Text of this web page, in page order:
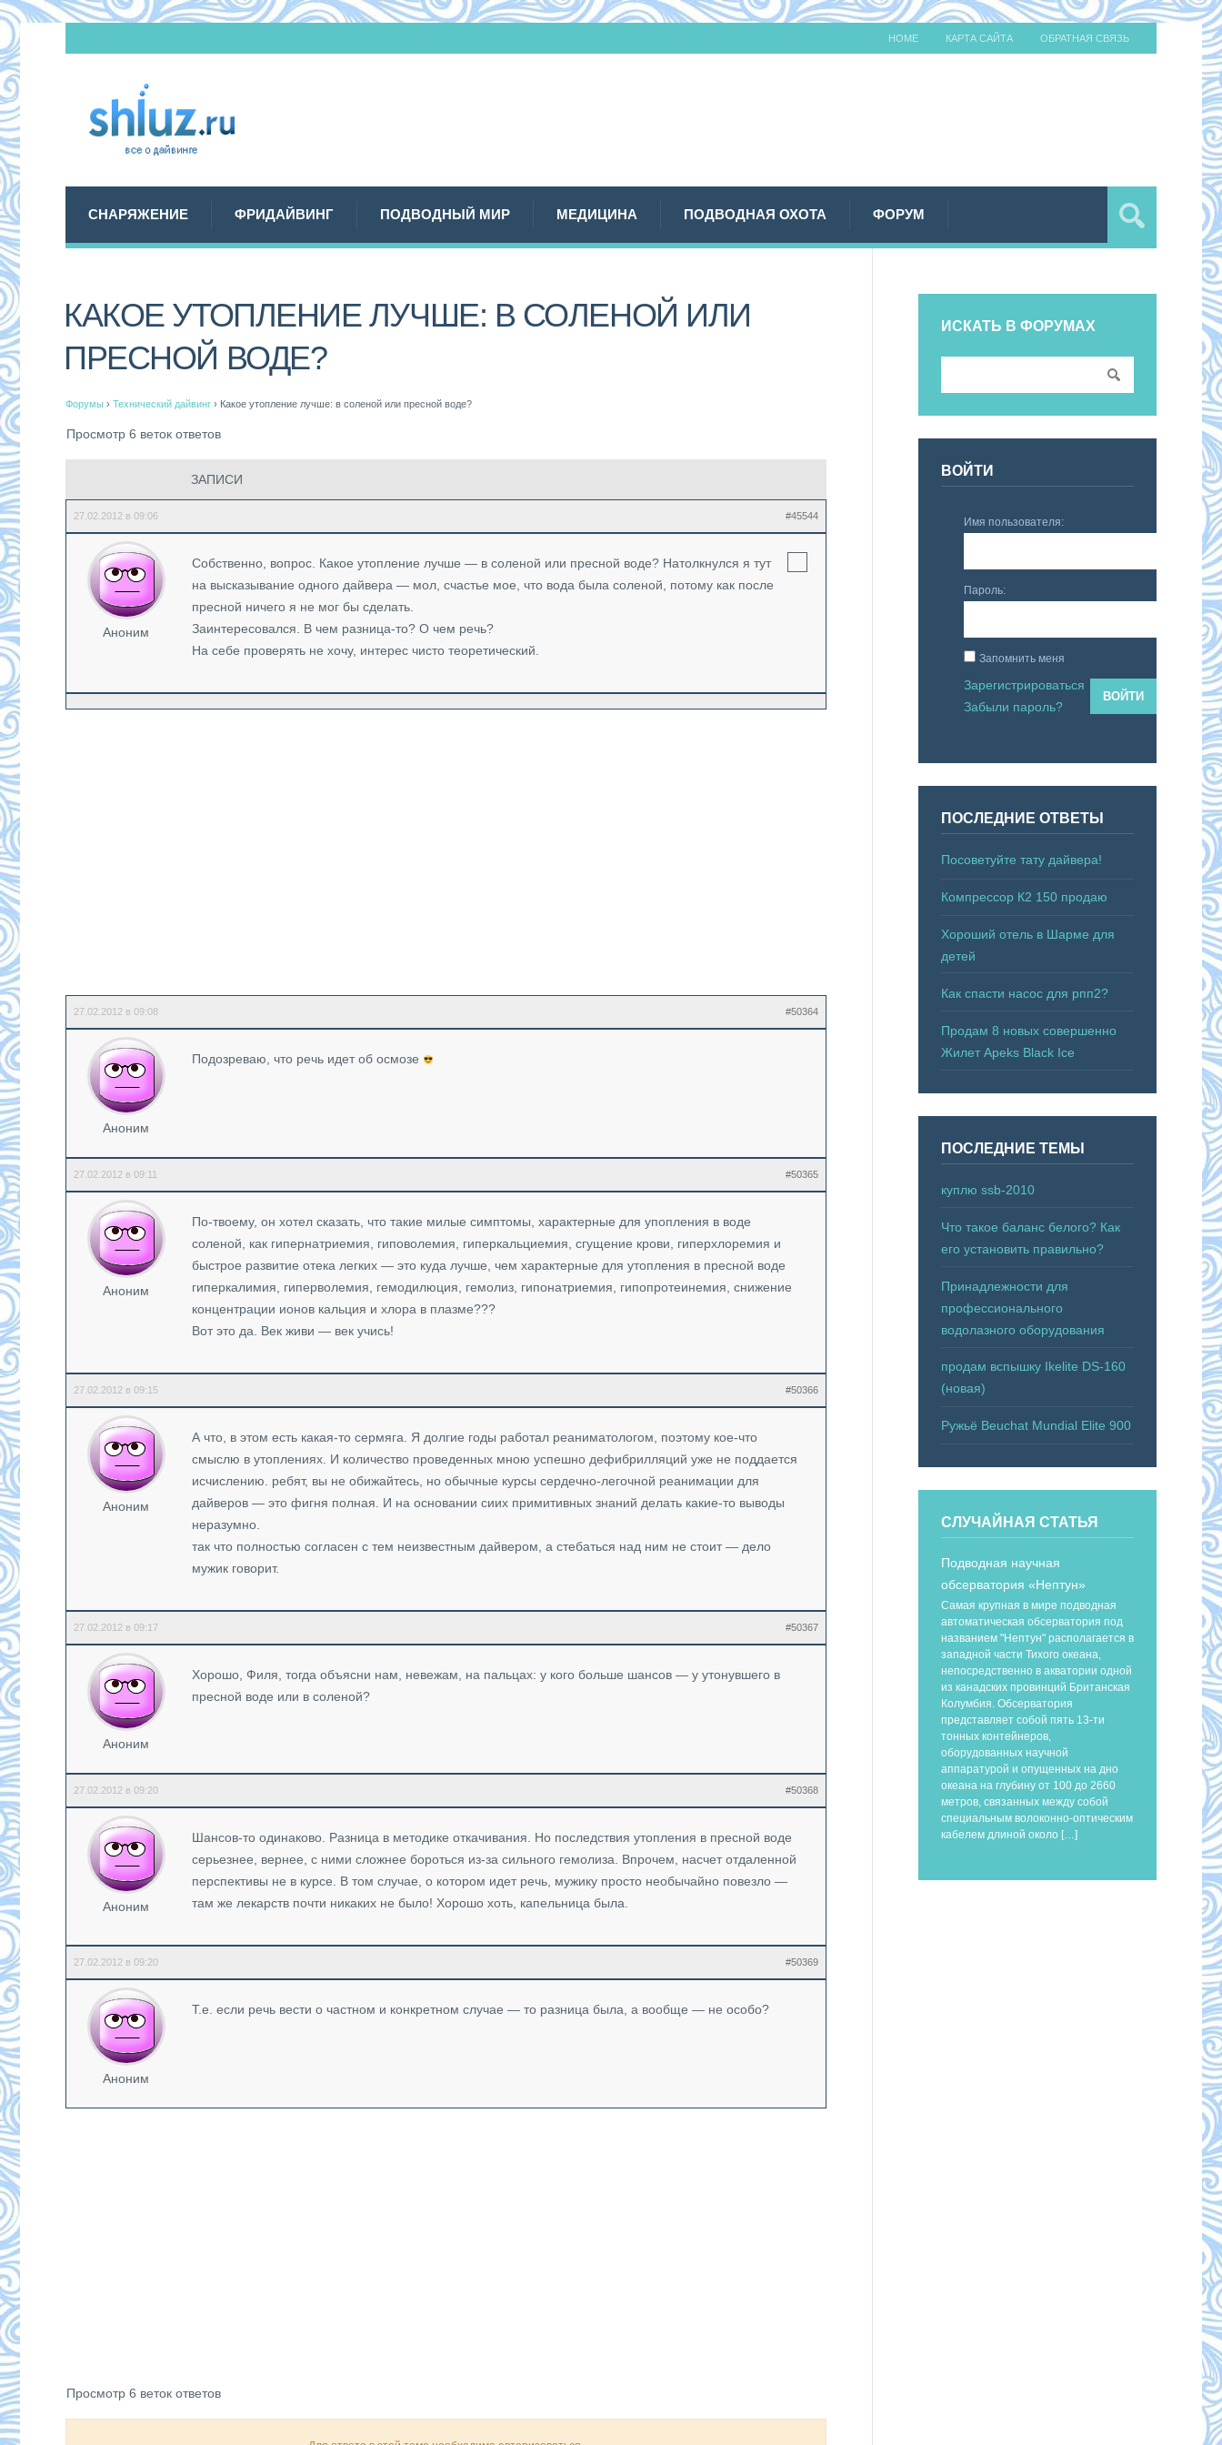
HOME КАРТА САЙТА ОБРАТНАЯ СВЯЗЬ
СНАРЯЖЕНИЕ ФРИДАЙВИНГ ПОДВОДНЫЙ МИР МЕДИЦИНА ПОДВОДНАЯ ОХОТА ФОРУМ
КАКОЕ УТОПЛЕНИЕ ЛУЧШЕ: В СОЛЕНОЙ ИЛИ
ПРЕСНОЙ ВОДЕ?
Форумы › Технический дайвинг › Какое утопление лучше: в соленой или пресной воде?
Просмотр 6 веток ответов
ЗАПИСИ
27.02.2012 в 09:06 #45544
Аноним
Собственно, вопрос. Какое утопление лучше — в соленой или пресной воде? Натолкнулся я тут
на высказывание одного дайвера — мол, счастье мое, что вода была соленой, потому как после
пресной ничего я не мог бы сделать.
Заинтересовался. В чем разница-то? О чем речь?
На себе проверять не хочу, интерес чисто теоретический.
27.02.2012 в 09:08 #50364
Аноним
Подозреваю, что речь идет об осмозе
27.02.2012 в 09:11 #50365
Аноним
По-твоему, он хотел сказать, что такие милые симптомы, характерные для упопления в воде
соленой, как гипернатриемия, гиповолемия, гиперкальциемия, сгущение крови, гиперхлоремия и
быстрое развитие отека легких — это куда лучше, чем характерные для утопления в пресной воде
гиперкалимия, гиперволемия, гемодилюция, гемолиз, гипонатриемия, гипопротеинемия, снижение
концентрации ионов кальция и хлора в плазме???
Вот это да. Век живи — век учись!
27.02.2012 в 09:15 #50366
Аноним
А что, в этом есть какая-то сермяга. Я долгие годы работал реаниматологом, поэтому кое-что
смыслю в утоплениях. И количество проведенных мною успешно дефибрилляций уже не поддается
исчислению. ребят, вы не обижайтесь, но обычные курсы сердечно-легочной реанимации для
дайверов — это фигня полная. И на основании сиих примитивных знаний делать какие-то выводы
неразумно.
так что полностью согласен с тем неизвестным дайвером, а стебаться над ним не стоит — дело
мужик говорит.
27.02.2012 в 09:17 #50367
Аноним
Хорошо, Филя, тогда объясни нам, невежам, на пальцах: у кого больше шансов — у утонувшего в
пресной воде или в соленой?
27.02.2012 в 09:20 #50368
Аноним
Шансов-то одинаково. Разница в методике откачивания. Но последствия утопления в пресной воде
серьезнее, вернее, с ними сложнее бороться из-за сильного гемолиза. Впрочем, насчет отдаленной
перспективы не в курсе. В том случае, о котором идет речь, мужику просто необычайно повезло —
там же лекарств почти никаких не было! Хорошо хоть, капельница была.
27.02.2012 в 09:20 #50369
Аноним
Т.е. если речь вести о частном и конкретном случае — то разница была, а вообще — не особо?
Просмотр 6 веток ответов
ИСКАТЬ В ФОРУМАХ
ВОЙТИ
Имя пользователя:
Пароль:
Запомнить меня
ВОЙТИ
Зарегистрироваться
Забыли пароль?
ПОСЛЕДНИЕ ОТВЕТЫ
Посоветуйте тату дайвера!
Компрессор К2 150 продаю
Хороший отель в Шарме для
детей
Как спасти насос для рпп2?
Продам 8 новых совершенно
Жилет Apeks Black Ice
ПОСЛЕДНИЕ ТЕМЫ
куплю ssb-2010
Что такое баланс белого? Как
его установить правильно?
Принадлежности для
профессионального
водолазного оборудования
продам вспышку Ikelite DS-160
(новая)
Ружьё Beuchat Mundial Elite 900
СЛУЧАЙНАЯ СТАТЬЯ
Подводная научная
обсерватория «Нептун»
Самая крупная в мире подводная
автоматическая обсерватория под
названием "Нептун" располагается в
западной части Тихого океана,
непосредственно в акватории одной
из канадских провинций Британская
Колумбия. Обсерватория
представляет собой пять 13-ти
тонных контейнеров,
оборудованных научной
аппаратурой и опущенных на дно
океана на глубину от 100 до 2660
метров, связанных между собой
специальным волоконно-оптическим
кабелем длиной около […]